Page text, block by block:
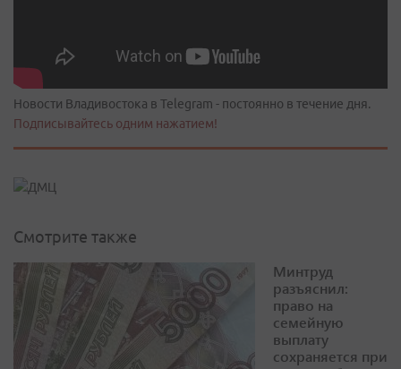
Новости Владивостока в Telegram - постоянно в течение дня.
Подписывайтесь одним нажатием!
Смотрите также
Минтруд
разъяснил:
право на
семейную
выплату
сохраняется при